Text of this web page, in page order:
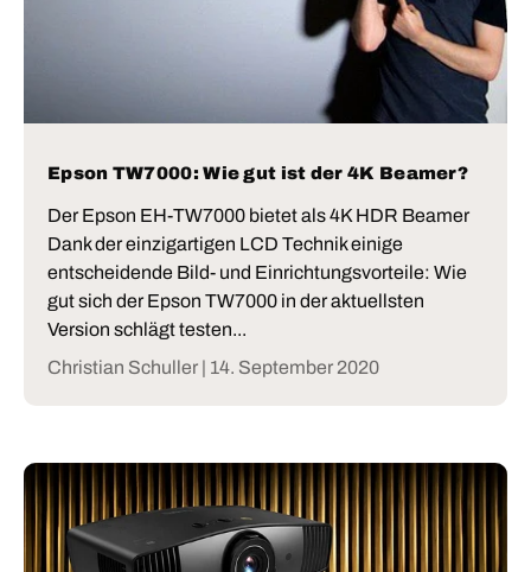
Epson TW7000: Wie gut ist der 4K Beamer?
Der Epson EH-TW7000 bietet als 4K HDR Beamer
Dank der einzigartigen LCD Technik einige
entscheidende Bild- und Einrichtungsvorteile: Wie
gut sich der Epson TW7000 in der aktuellsten
Version schlägt testen...
Christian Schuller | 14. September 2020